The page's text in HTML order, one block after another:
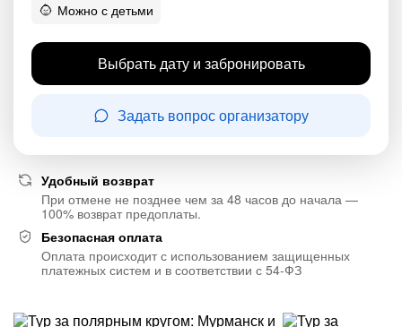
Можно с детьми
Выбрать дату и забронировать
Задать вопрос организатору
Удобный возврат
При отмене не позднее чем за 48 часов до начала —
100% возврат предоплаты.
Безопасная оплата
Оплата происходит с использованием защищенных
платежных систем и в соответствии с 54-ФЗ